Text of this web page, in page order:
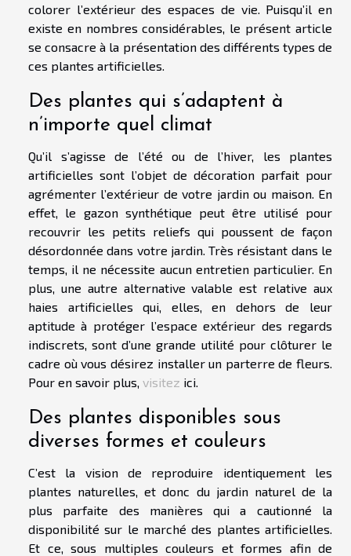
colorer l’extérieur des espaces de vie. Puisqu’il en
existe en nombres considérables, le présent article
se consacre à la présentation des différents types de
ces plantes artificielles.
Des plantes qui s’adaptent à
n’importe quel climat
Qu’il s’agisse de l’été ou de l’hiver, les plantes
artificielles sont l’objet de décoration parfait pour
agrémenter l’extérieur de votre jardin ou maison. En
effet, le gazon synthétique peut être utilisé pour
recouvrir les petits reliefs qui poussent de façon
désordonnée dans votre jardin. Très résistant dans le
temps, il ne nécessite aucun entretien particulier. En
plus, une autre alternative valable est relative aux
haies artificielles qui, elles, en dehors de leur
aptitude à protéger l’espace extérieur des regards
indiscrets, sont d’une grande utilité pour clôturer le
cadre où vous désirez installer un parterre de fleurs.
Pour en savoir plus, visitez ici.
Des plantes disponibles sous
diverses formes et couleurs
C’est la vision de reproduire identiquement les
plantes naturelles, et donc du jardin naturel de la
plus parfaite des manières qui a cautionné la
disponibilité sur le marché des plantes artificielles.
Et ce, sous multiples couleurs et formes afin de